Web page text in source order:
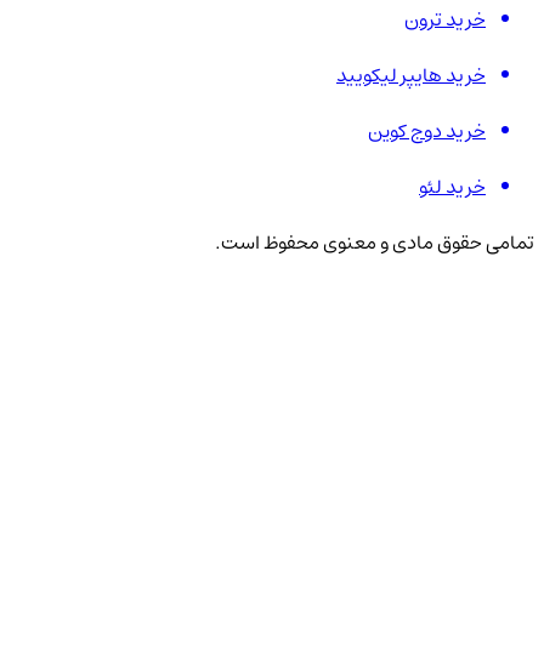
خرید ترون
خرید هایپر لیکویید
خرید دوج کوین
خرید لئو
تمامی حقوق مادی و معنوی محفوظ است.